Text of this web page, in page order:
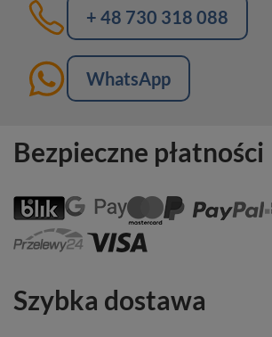
+ 48 730 318 088
WhatsApp
Bezpieczne płatności
Szybka dostawa